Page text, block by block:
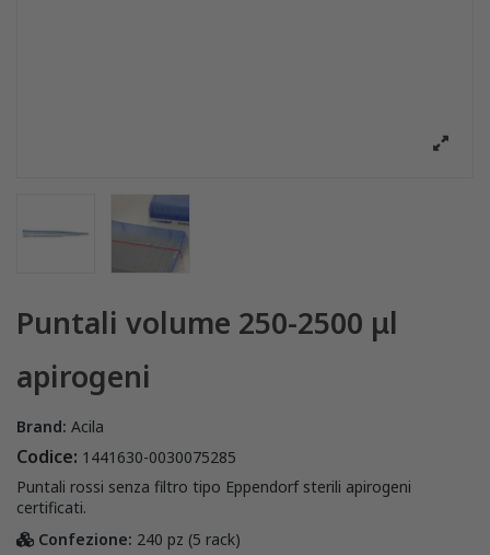
Puntali volume 250-2500 μl
apirogeni
Brand: Acila
Codice: 1441630-0030075285
Puntali rossi senza filtro tipo Eppendorf sterili apirogeni
certificati.
Confezione: 240 pz (5 rack)